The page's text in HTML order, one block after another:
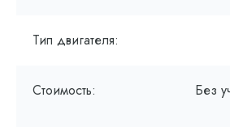
Тип двигателя:
Стоимость:
Без